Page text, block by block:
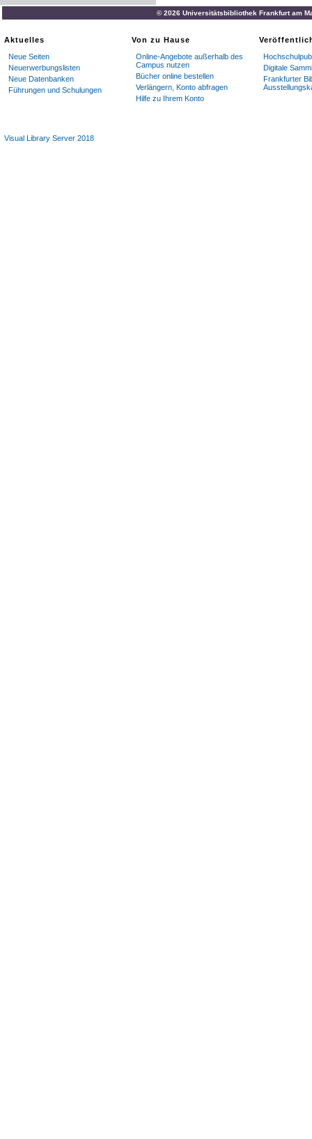
© 2026 Universitätsbibliothek Frankfurt am
Aktuelles
Neue Seiten
Neuerwerbungslisten
Neue Datenbanken
Führungen und Schulungen
Von zu Hause
Online-Angebote außerhalb des
Campus nutzen
Bücher online bestellen
Verlängern, Konto abfragen
Hilfe zu Ihrem Konto
Digitale
Frankfurter
Visual Library Server 2018